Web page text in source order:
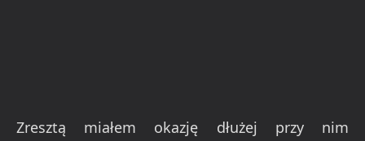
Zresztą miałem okazję dłużej przy nim